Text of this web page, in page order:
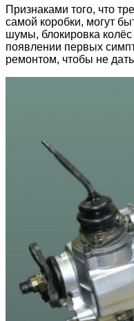
Признаками того, что
самой коробки, могут
шумы, блокировка
появлении первых
ремонтом, чтобы не